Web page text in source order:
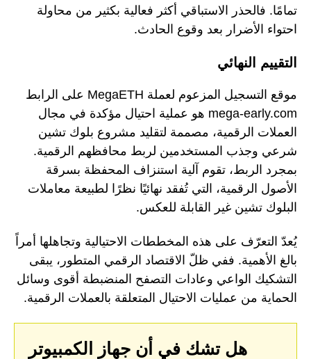
تمامًا. فالحذر الاستباقي أكثر فعالية بكثير من محاولة
احتواء الأضرار بعد وقوع الحادث.
التقييم النهائي
موقع التسجيل المزعوم لعملة MegaETH على الرابط
mega-early.com هو عملية احتيال مؤكدة في مجال
العملات الرقمية، مصممة لتقليد مشروع بلوك تشين
شرعي وجذب المستخدمين لربط محافظهم الرقمية.
بمجرد الربط، تقوم آلية استنزاف المحفظة بسرقة
الأصول الرقمية، التي تُفقد نهائيًا نظرًا لطبيعة معاملات
البلوك تشين غير القابلة للعكس.
يُعدّ التعرّف على هذه المخططات الاحتيالية وتجاهلها أمراً
بالغ الأهمية. ففي ظلّ الاقتصاد الرقمي المتطور، يبقى
التشكيك الواعي وعادات التصفح المنضبطة أقوى وسائل
الحماية من عمليات الاحتيال المتعلقة بالعملات الرقمية.
هل تشك في أن جهاز الكمبيوتر